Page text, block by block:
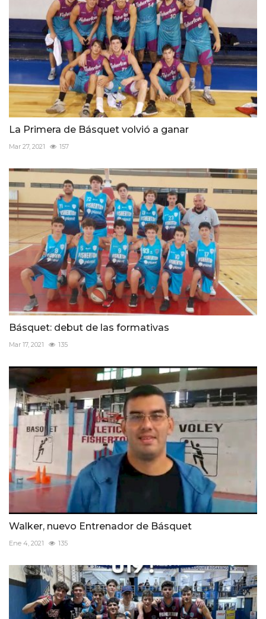
La Primera de Básquet volvió a ganar
Mar 27, 2021 157
Básquet: debut de las formativas
Mar 17, 2021 135
Walker, nuevo Entrenador de Básquet
Ene 4, 2021 135